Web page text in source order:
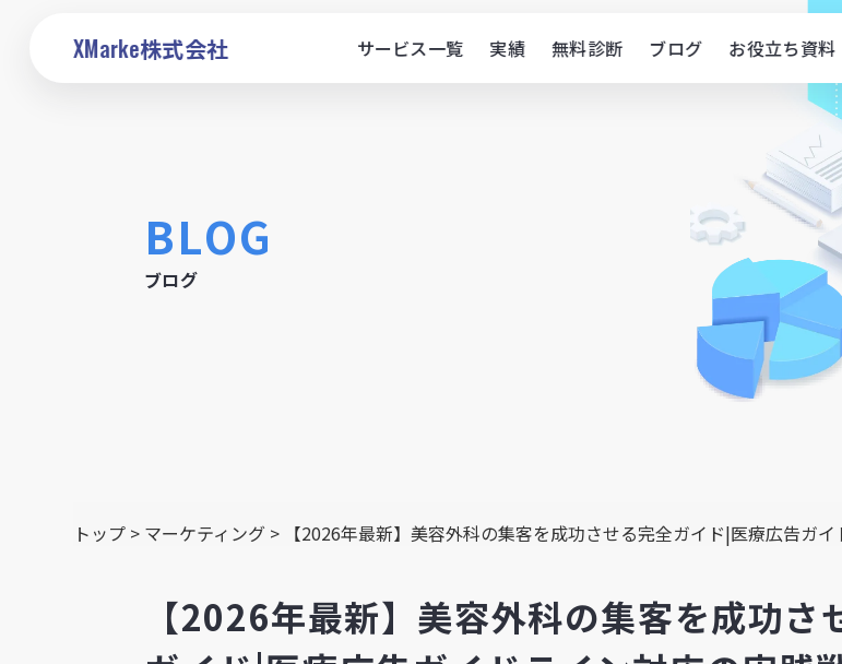
XMarke株式会社 サービス一覧 実績 無料診断 ブログ お役立ち資料
BLOG
ブログ
トップ > マーケティング > 【2026年最新】美容外科の集客を成功させる完全ガイド|医療広告ガ
【2026年最新】美容外科の集客を成功さ